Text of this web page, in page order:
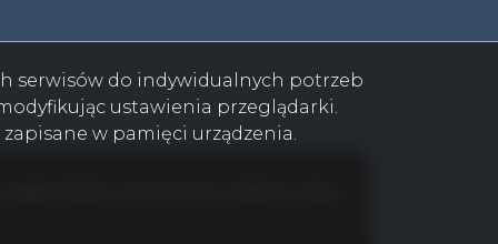
serwisów do indywidualnych potrzeb
ustawienia przeglądarki.
w pamięci urządzenia.